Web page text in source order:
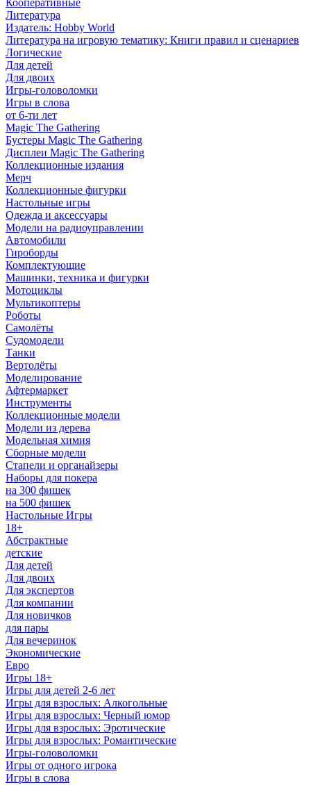
Кооперативные
Литература
Издатель: Hobby World
Литература на игровую тематику: Книги правил и сценариев
Логические
Для детей
Для двоих
Игры-головоломки
Игры в слова
от 6-ти лет
Magic The Gathering
Бустеры Magic The Gathering
Дисплеи Magic The Gathering
Коллекционные издания
Мерч
Коллекционные фигурки
Настольные игры
Одежда и аксессуары
Модели на радиоуправлении
Автомобили
Гироборды
Комплектующие
Машинки, техника и фигурки
Мотоциклы
Мультикоптеры
Роботы
Самолёты
Судомодели
Танки
Вертолёты
Моделирование
Афтермаркет
Инструменты
Коллекционные модели
Модели из дерева
Модельная химия
Сборные модели
Стапели и органайзеры
Наборы для покера
на 300 фишек
на 500 фишек
Настольные Игры
18+
Абстрактные
детские
Для детей
Для двоих
Для экспертов
Для компании
Для новичков
для пары
Для вечеринок
Экономические
Евро
Игры 18+
Игры для детей 2-6 лет
Игры для взрослых: Алкогольные
Игры для взрослых: Черный юмор
Игры для взрослых: Эротические
Игры для взрослых: Романтические
Игры-головоломки
Игры от одного игрока
Игры в слова